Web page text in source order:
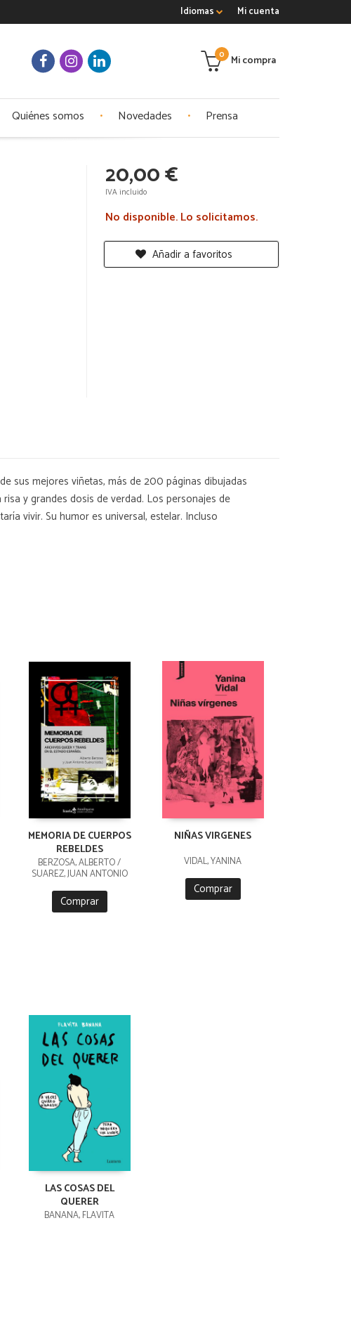
Mi cuenta
Idiomas
Mi compra
0
Quiénes somos Novedades Prensa
20,00 €
IVA incluido
No disponible. Lo solicitamos.
Añadir a favoritos
sus mejores viñetas, más de 200 páginas dibujadas
y grandes dosis de verdad. Los personajes de
vivir. Su humor es universal, estelar. Incluso
MEMORIA DE CUERPOS
REBELDES
BERZOSA, ALBERTO /
SUAREZ, JUAN ANTONIO
Comprar
NIÑAS VIRGENES
VIDAL, YANINA
Comprar
LAS COSAS DEL
QUERER
BANANA, FLAVITA